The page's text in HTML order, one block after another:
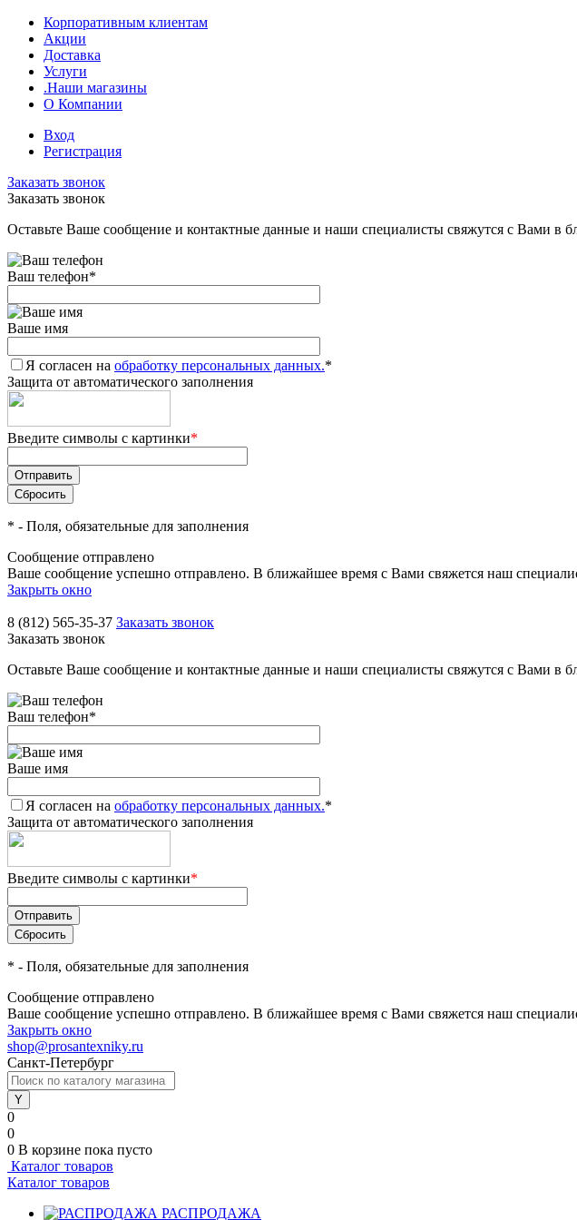
Корпоративным клиентам
Акции
Доставка
Услуги
.Наши магазины
О Компании
Вход
Регистрация
Заказать звонок
Заказать звонок
Оставьте Ваше сообщение и контактные данные и наши специалисты свяжутся с Вами в
Ваш телефон*
Ваше имя
Я согласен на обработку персональных данных.*
Защита от автоматического заполнения
Введите символы с картинки*
* - Поля, обязательные для заполнения
Сообщение отправлено
Ваше сообщение успешно отправлено. В ближайшее время с Вами свяжется наш
Закрыть окно
8 (812) 565-35-37 Заказать звонок
Заказать звонок
Оставьте Ваше сообщение и контактные данные и наши специалисты свяжутся с Вами в
Ваш телефон*
Ваше имя
Я согласен на обработку персональных данных.*
Защита от автоматического заполнения
Введите символы с картинки*
* - Поля, обязательные для заполнения
Сообщение отправлено
Ваше сообщение успешно отправлено. В ближайшее время с Вами свяжется наш
Закрыть окно
shop@prosantexniky.ru
Санкт-Петербург
0
0
0 В корзине пока пусто
Каталог товаров
Каталог товаров
РАСПРОДАЖА